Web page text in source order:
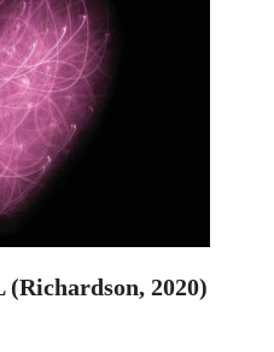
2020)